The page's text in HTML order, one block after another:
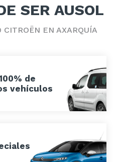
SER AUSOL
CITROËN EN AXARQUÍA
de
vehículos